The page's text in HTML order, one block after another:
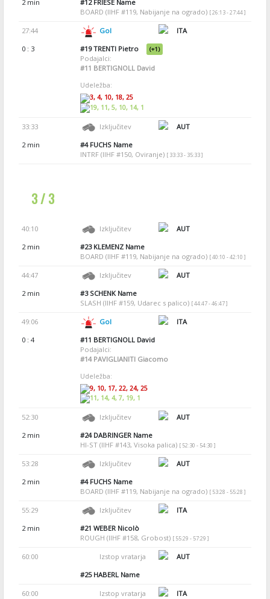
2 min #12FRIESE Name
BOARD (IIHF #119, Nabijanje na ogrado) [ 26:13 - 27:44 ]
27:44 Gol
ITA
0 : 3
#19TRENTI Pietro (+1)
Podajalci:
#11 BERTIGNOLL David
Udeležba:
3, 4, 10, 18, 25
19, 11, 5, 10, 14, 1
33:33 Izključitev
AUT
2 min
#4FUCHS Name
INTRF (IIHF #150, Oviranje) [ 33:33 - 35:33 ]
3 / 3
40:10 Izključitev
AUT
2 min
#23KLEMENZ Name
BOARD (IIHF #119, Nabijanje na ogrado) [ 40:10 - 42:10 ]
44:47 Izključitev
AUT
2 min
#3SCHENK Name
SLASH (IIHF #159, Udarec s palico) [ 44:47 - 46:47 ]
49:06 Gol
ITA
0 : 4
#11 BERTIGNOLL David
Podajalci:
#14PAVIGLIANITI Giacomo
Udeležba:
9, 10, 17, 22, 24, 25
11, 14, 4, 7, 19, 1
52:30 Izključitev
AUT
2 min
#24DABRINGER Name
HI-ST (IIHF #143, Visoka palica) [ 52:30 - 54:30 ]
53:28 Izključitev
AUT
2 min
#4FUCHS Name
BOARD (IIHF #119, Nabijanje na ogrado) [ 53:28 - 55:28 ]
55:29 Izključitev
ITA
2 min
#21 WEBER Nicolò
ROUGH (IIHF #158, Grobost) [ 55:29 - 57:29 ]
60:00 Izstop vratarja
AUT
#25HABERL Name
60:00 Izstop vratarja
ITA